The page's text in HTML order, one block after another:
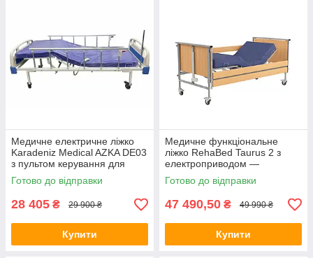
Медичне електричне ліжко
Karadeniz Medical AZKA DE03
з пультом керування для
лікарень, реабілітації та
домашнього догляду
Готово до відправки
28 405 ₴ 29 900 ₴
Купити
Медичне функціональне
ліжко RehaBed Taurus 2 з
електроприводом —
регульоване лікарняне ліжко
для лежачих хворих
Готово до відправки
47 490,50 ₴ 49 990 ₴
Купити